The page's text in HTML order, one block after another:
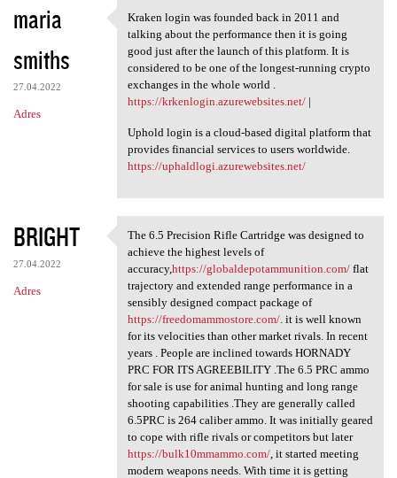
maria
smiths
27.04.2022
Adres
Kraken login was founded back
Kraken login was founded back in 2011 and
talking about the performance then it is going
good just after the launch of this platform. It is
considered to be one of the longest-running crypto
exchanges in the whole world .
https://krkenlogin.azurewebsites.net/|
Uphold login is a cloud-based digital platform that
provides financial services to users worldwide.
https://uphaldlogi.azurewebsites.net/
BRIGHT
27.04.2022
Adres
The 6.5 Precision Rifle
The 6.5 Precision Rifle Cartridge was designed to
achieve the highest levels of
accuracy,https://globaldepotammunition.com/flat
trajectory and extended range performance in a
sensibly designed compact package of
https://freedomammostore.com/. it is well known
for its velocities than other market rivals. In recent
years . People are inclined towards HORNADY
PRC FOR ITS AGREEBILITY .The 6.5 PRC ammo
for sale is use for animal hunting and long range
shooting capabilities .They are generally called
6.5PRC is 264 caliber ammo. It was initially geared
to cope with rifle rivals or competitors but later
https://bulk10mmammo.com/, it started meeting
modern weapons needs. With time it is getting